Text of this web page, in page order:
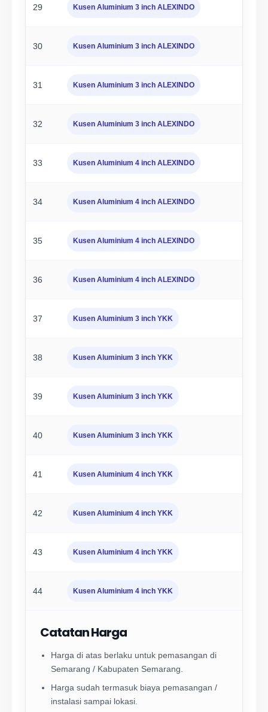
29 Kusen Aluminium 3 inch ALEXINDO
30 Kusen Aluminium 3 inch ALEXINDO
31 Kusen Aluminium 3 inch ALEXINDO
32 Kusen Aluminium 3 inch ALEXINDO
33 Kusen Aluminium 4 inch ALEXINDO
34 Kusen Aluminium 4 inch ALEXINDO
35 Kusen Aluminium 4 inch ALEXINDO
36 Kusen Aluminium 4 inch ALEXINDO
37 Kusen Aluminium 3 inch YKK
38 Kusen Aluminium 3 inch YKK
39 Kusen Aluminium 3 inch YKK
40 Kusen Aluminium 3 inch YKK
41 Kusen Aluminium 4 inch YKK
42 Kusen Aluminium 4 inch YKK
43 Kusen Aluminium 4 inch YKK
44 Kusen Aluminium 4 inch YKK
Catatan Harga
Harga di atas berlaku untuk pemasangan di
Semarang / Kabupaten Semarang.
Harga sudah termasuk biaya pemasangan /
instalasi sampai lokasi.